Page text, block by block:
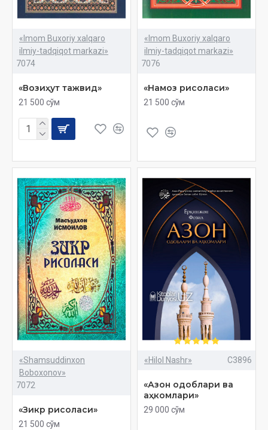
«Imom Buxoriy xalqaro
ilmiy-tadqiqot markazi»
7074
«Возиҳут тажвид»
21 500 сўм
«Imom Buxoriy xalqaro
ilmiy-tadqiqot markazi»
7076
«Намоз рисоласи»
21 500 сўм
«Shamsuddinxon
Boboxonov»
7072
«Зикр рисоласи»
21 500 сўм
«Hilol Nashr» C3896
«Азон одоблари ва
аҳкомлари»
29 000 сўм